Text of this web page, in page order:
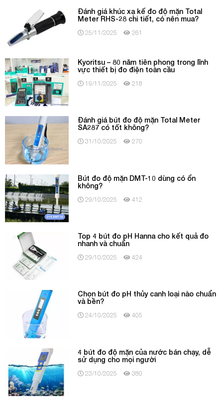
Đánh giá khúc xạ kế đo độ mặn Total
Meter RHS-28 chi tiết, có nên mua?
25/11/2025 261
Kyoritsu – 80 năm tiên phong trong lĩnh
vực thiết bị đo điện toàn cầu
19/11/2025 218
Đánh giá bút đo độ mặn Total Meter
SA287 có tốt không?
31/10/2025 270
Bút đo độ mặn DMT-10 dùng có ổn
không?
29/10/2025 412
Top 4 bút đo pH Hanna cho kết quả đo
nhanh và chuẩn
29/10/2025 424
Chọn bút đo pH thủy canh loại nào chuẩn
và bền?
24/10/2025 405
4 bút đo độ mặn của nước bán chạy, dễ
sử dụng cho mọi người
23/10/2025 380